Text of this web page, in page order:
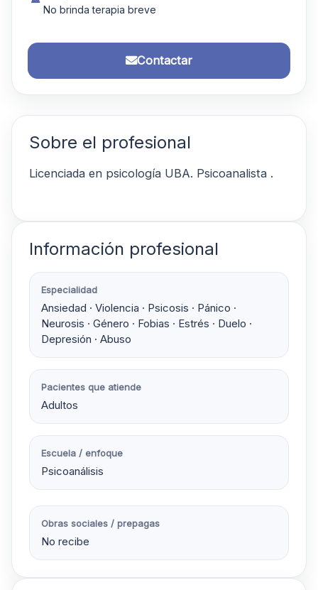
No brinda terapia breve
Contactar
Sobre el profesional
Licenciada en psicología UBA. Psicoanalista .
Información profesional
Especialidad
Ansiedad · Violencia · Psicosis · Pánico ·
Neurosis · Género · Fobias · Estrés · Duelo ·
Depresión · Abuso
Pacientes que atiende
Adultos
Escuela / enfoque
Psicoanálisis
Obras sociales / prepagas
No recibe